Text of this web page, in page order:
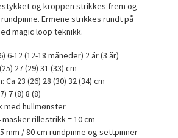
og kroppen strikkes frem og
Ermene strikkes rundt på
magic loop teknikk.
6-12 (12-18 måneder) 2 år (3 år)
27 (29) 31 (33) cm
23 (26) 28 (30) 32 (34) cm
7 (8) 8 (8)
med hullmønster
rillestrikk = 10 cm
mm / 80 cm rundpinne og settpinner